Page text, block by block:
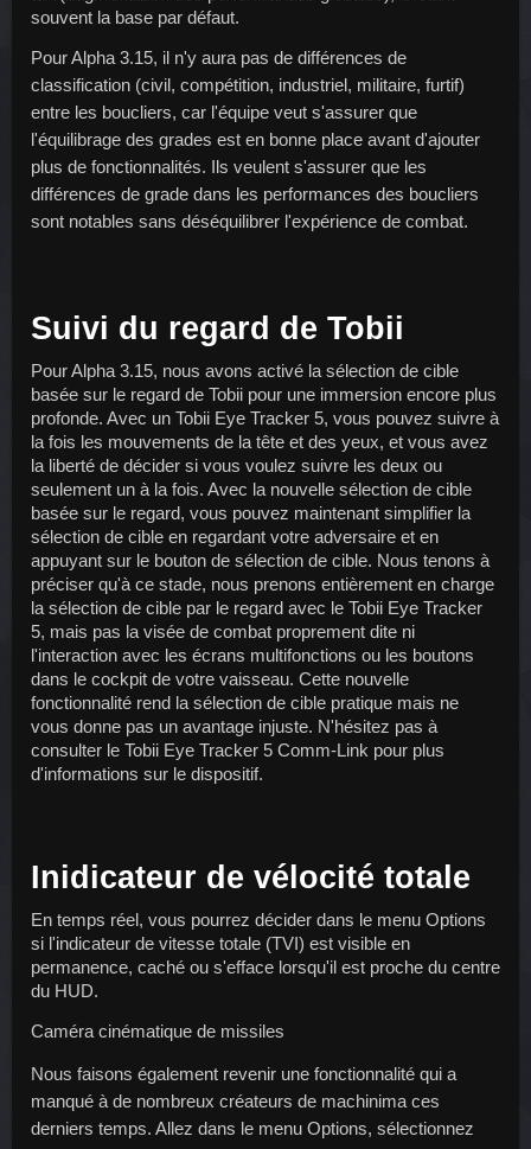
souvent la base par défaut.
Pour Alpha 3.15, il n'y aura pas de différences de
classification (civil, compétition, industriel, militaire, furtif)
entre les boucliers, car l'équipe veut s'assurer que
l'équilibrage des grades est en bonne place avant d'ajouter
plus de fonctionnalités. Ils veulent s'assurer que les
différences de grade dans les performances des boucliers
sont notables sans déséquilibrer l'expérience de combat.
Suivi du regard de Tobii
Pour Alpha 3.15, nous avons activé la sélection de cible
basée sur le regard de Tobii pour une immersion encore plus
profonde. Avec un Tobii Eye Tracker 5, vous pouvez suivre à
la fois les mouvements de la tête et des yeux, et vous avez
la liberté de décider si vous voulez suivre les deux ou
seulement un à la fois. Avec la nouvelle sélection de cible
basée sur le regard, vous pouvez maintenant simplifier la
sélection de cible en regardant votre adversaire et en
appuyant sur le bouton de sélection de cible. Nous tenons à
préciser qu'à ce stade, nous prenons entièrement en charge
la sélection de cible par le regard avec le Tobii Eye Tracker
5, mais pas la visée de combat proprement dite ni
l'interaction avec les écrans multifonctions ou les boutons
dans le cockpit de votre vaisseau. Cette nouvelle
fonctionnalité rend la sélection de cible pratique mais ne
vous donne pas un avantage injuste. N'hésitez pas à
consulter le Tobii Eye Tracker 5 Comm-Link pour plus
d'informations sur le dispositif.
Inidicateur de vélocité totale
En temps réel, vous pourrez décider dans le menu Options
si l'indicateur de vitesse totale (TVI) est visible en
permanence, caché ou s'efface lorsqu'il est proche du centre
du HUD.
Caméra cinématique de missiles
Nous faisons également revenir une fonctionnalité qui a
manqué à de nombreux créateurs de machinima ces
derniers temps. Allez dans le menu Options, sélectionnez